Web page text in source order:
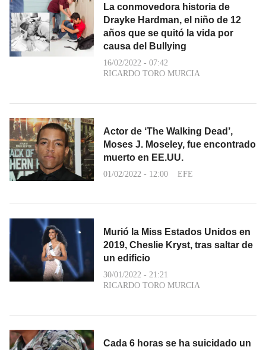
La conmovedora historia de
Drayke Hardman, el niño de 12
años que se quitó la vida por
causa del Bullying
16/02/2022 - 07:42
RICARDO TORO MURCIA
Actor de ‘The Walking Dead’,
Moses J. Moseley, fue encontrado
muerto en EE.UU.
01/02/2022 - 12:00 EFE
Murió la Miss Estados Unidos en
2019, Cheslie Kryst, tras saltar de
un edificio
30/01/2022 - 21:21
RICARDO TORO MURCIA
Cada 6 horas se ha suicidado un